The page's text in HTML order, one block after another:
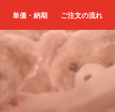
単価・納期 ご注文の流れ